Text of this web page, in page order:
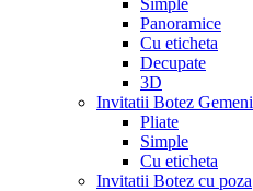
Simple
Panoramice
Cu eticheta
Decupate
3D
Invitatii Botez Gemeni
Pliate
Simple
Cu eticheta
Invitatii Botez cu poza